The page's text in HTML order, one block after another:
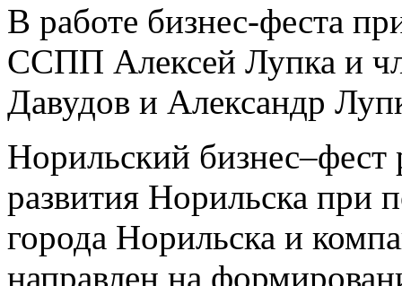
В работе бизнес-феста
ССПП Алексей Лупка и
Давудов и Александр
Норильский бизнес–фест
развития Норильска при
города Норильска и
направлен на